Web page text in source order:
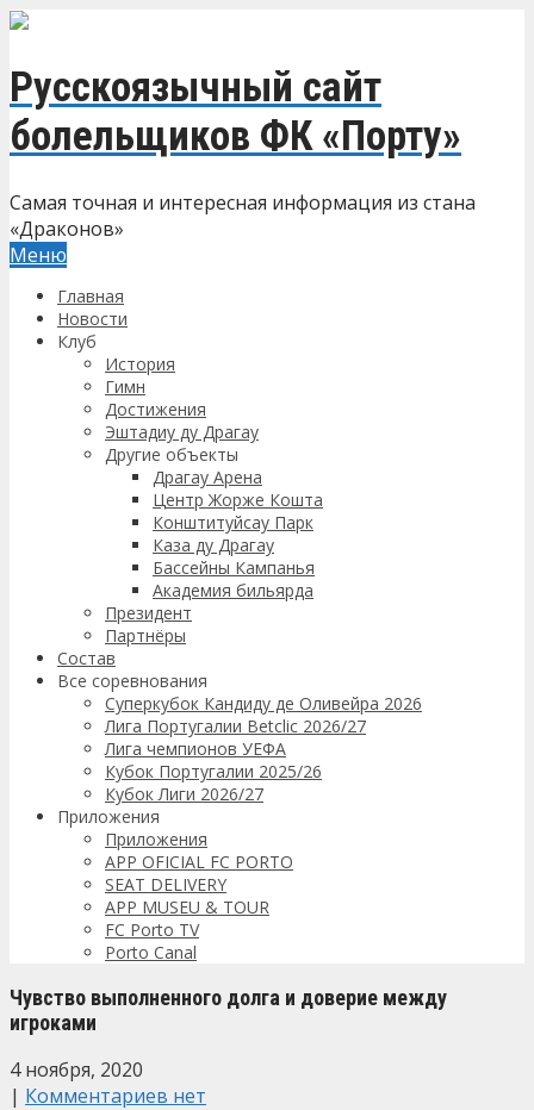
Русскоязычный сайт
болельщиков ФК «Порту»
Самая точная и интересная информация из стана
«Драконов»
Меню
Главная
Новости
Клуб
История
Гимн
Достижения
Эштадиу ду Драгау
Другие объекты
Драгау Арена
Центр Жорже Кошта
Конштитуйсау Парк
Каза ду Драгау
Бассейны Кампанья
Академия бильярда
Президент
Партнёры
Состав
Все соревнования
Суперкубок Кандиду де Оливейра 2026
Лига Португалии Betclic 2026/27
Лига чемпионов УЕФА
Кубок Португалии 2025/26
Кубок Лиги 2026/27
Приложения
Приложения
APP OFICIAL FC PORTO
SEAT DELIVERY
APP MUSEU & TOUR
FC Porto TV
Porto Canal
Чувство выполненного долга и доверие между
игроками
4 ноября, 2020
| Комментариев нет